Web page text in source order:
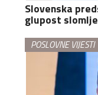
Slovenska
glupost
POSLOVNE VIJESTI